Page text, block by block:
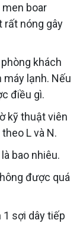
boar
rất nóng gây
khách
máy lạnh. Nếu
điều gì.
kỹ thuật viên
L và N.
bao nhiêu.
được quá
sợi dây tiếp